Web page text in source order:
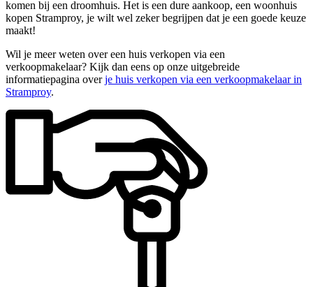
komen bij een droomhuis. Het is een dure aankoop, een woonhuis
kopen Stramproy, je wilt wel zeker begrijpen dat je een goede keuze
maakt!
Wil je meer weten over een huis verkopen via een
verkoopmakelaar? Kijk dan eens op onze uitgebreide
informatiepagina overje huis verkopen via een verkoopmakelaar in
Stramproy.